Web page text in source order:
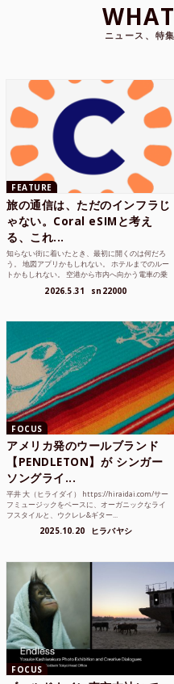
ニュース、特
FEATURE
旅の通信は、ただのインフラじ
ゃない。Coral eSIMと考え
る、これ...
知らない街に着いたとき、最初に開くのは何だろ
う。 地図アプリかもしれない。 ホテルまでのルー
トかもしれない。 空港から市内へ向かう電車の乗
2026.5.31 sn22000
FOCUS
アメリカ発のウールブランド
【PENDLETON】が シンガー
ソングライ...
平井 大（ヒライダイ） https://hiraidai.com/サー
フミュージックをベースに、オーガニックなライ
フスタイルと、ウクレレ&ギター...
2025.10.20 ヒラバヤシ
FOCUS